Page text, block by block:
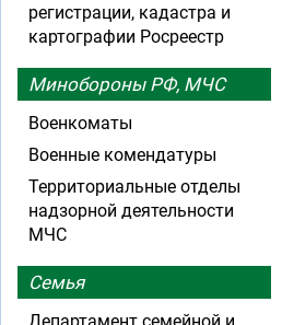
регистрации, кадастра и
картографии Росреестр
Минобороны РФ, МЧС
Военкоматы
Военные комендатуры
Территориальные отделы
надзорной деятельности
МЧС
Семья